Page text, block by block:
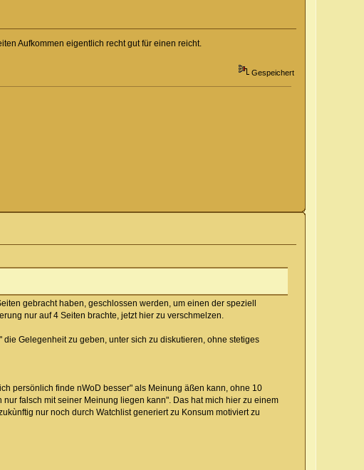
Aufkommen eigentlich recht gut für einen reicht.
Gespeichert
gebracht haben, geschlossen werden, um einen der speziell
nur auf 4 Seiten brachte, jetzt hier zu verschmelzen.
Gelegenheit zu geben, unter sich zu diskutieren, ohne stetiges
persönlich finde nWoD besser" als Meinung äßen kann, ohne 10
falsch mit seiner Meinung liegen kann". Das hat mich hier zu einem
nur noch durch Watchlist generiert zu Konsum motiviert zu